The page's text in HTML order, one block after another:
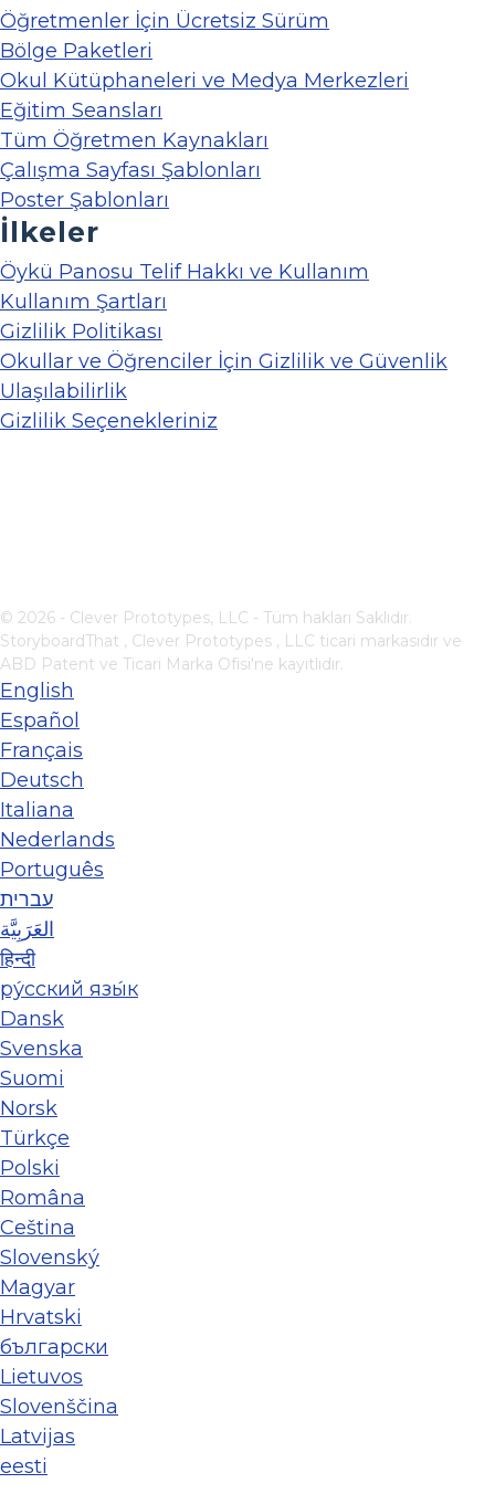
Öğretmenler İçin Ücretsiz Sürüm
Bölge Paketleri
Okul Kütüphaneleri ve Medya Merkezleri
Eğitim Seansları
Tüm Öğretmen Kaynakları
Çalışma Sayfası Şablonları
Poster Şablonları
İlkeler
Öykü Panosu Telif Hakkı ve Kullanım
Kullanım Şartları
Gizlilik Politikası
Okullar ve Öğrenciler İçin Gizlilik ve Güvenlik
Ulaşılabilirlik
Gizlilik Seçenekleriniz
© 2026 - Clever Prototypes, LLC - Tüm hakları Saklıdır.
StoryboardThat , Clever Prototypes , LLC ticari markasıdır ve
ABD Patent ve Ticari Marka Ofisi'ne kayıtlıdır.
English
Español
Français
Deutsch
Italiana
Nederlands
Português
עברית
العَرَبِيَّة
हिन्दी
ру́сский язы́к
Dansk
Svenska
Suomi
Norsk
Türkçe
Polski
Româna
Ceština
Slovenský
Magyar
Hrvatski
български
Lietuvos
Slovenščina
Latvijas
eesti